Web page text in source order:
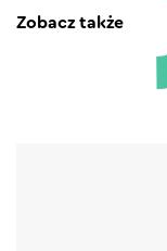
Zobacz także